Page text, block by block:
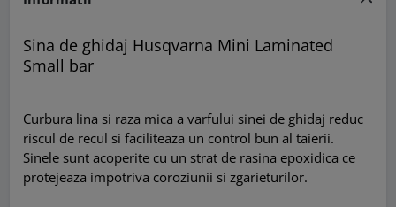
Sina de ghidaj Husqvarna Mini Laminated
Small bar
Curbura lina si raza mica a varfului sinei de ghidaj reduc
riscul de recul si faciliteaza un control bun al taierii.
Sinele sunt acoperite cu un strat de rasina epoxidica ce
protejeaza impotriva coroziunii si zgarieturilor.